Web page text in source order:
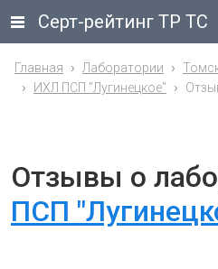
Серт-рейтинг ТР ТС
Главная Лаборатории
ИХЛ ПСП "Лугинецкое"
Отзывы о
ПСП